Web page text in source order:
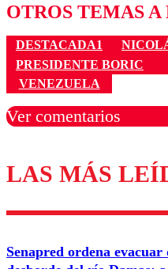
OTROS TEMAS
DESTACADA1
PRESIDENTE BORIC
VENEZUELA
Ver comentarios
Los comentarios son
diálogo
Correo
LAS MÁS
Senapred ordena